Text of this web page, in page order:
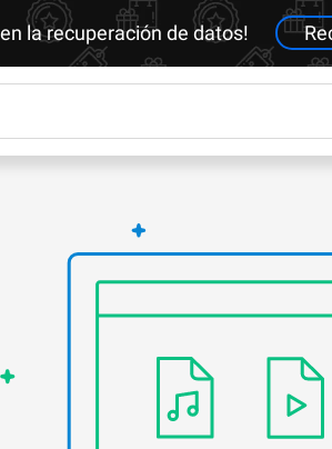
la recuperación de datos!